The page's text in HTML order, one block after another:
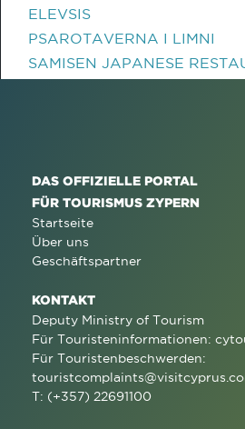
ELEVSIS
PSAROTAVERNA I LIMNI
SAMISEN JAPANESE
DAS OFFIZIELLE PORTAL
FÜR TOURISMUS ZYPERN
Startseite
Über uns
Geschäftspartner
KONTAKT
Deputy Ministry of Tourism
Für Touristeninformationen:
Für Touristenbeschwerden:
T: (+357) 22691100